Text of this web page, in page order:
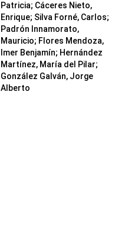
Patricia; Cáceres Nieto,
Enrique; Silva Forné, Carlos;
Padrón Innamorato,
Mauricio; Flores Mendoza,
Imer Benjamín; Hernández
Martínez, María del Pilar;
González Galván, Jorge
Alberto